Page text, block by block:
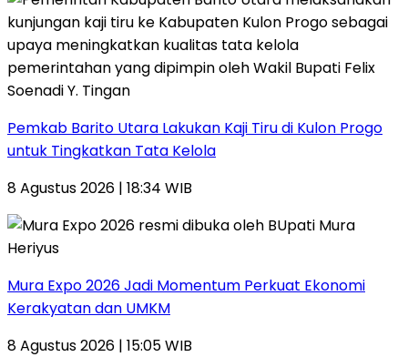
Pemkab Barito Utara Lakukan Kaji Tiru di Kulon Progo
untuk Tingkatkan Tata Kelola
8 Agustus 2026 | 18:34 WIB
Mura Expo 2026 Jadi Momentum Perkuat Ekonomi
Kerakyatan dan UMKM
8 Agustus 2026 | 15:05 WIB